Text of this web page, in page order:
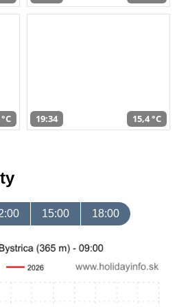
19:34 15,4 °C
15:00 18:00